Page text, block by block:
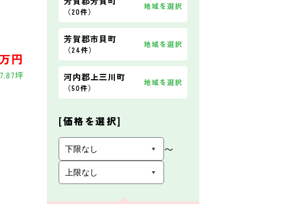
万円
坪
（20件）
地域を選択
芳賀郡市貝町
（24件）
地域を選択
河内郡上三川町
（50件）
地域を選択
[価格を選択]
〜